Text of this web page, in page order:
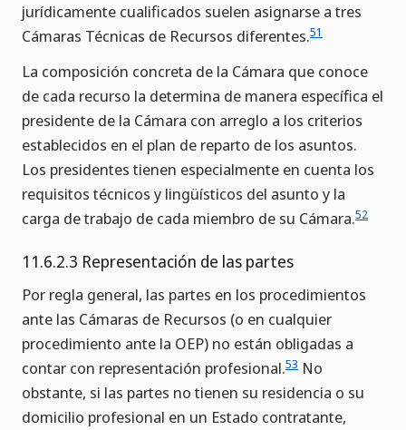
jurídicamente cualificados suelen asignarse a tres
Cámaras Técnicas de Recursos diferentes.51
La composición concreta de la Cámara que conoce
de cada recurso la determina de manera específica el
presidente de la Cámara con arreglo a los criterios
establecidos en el plan de reparto de los asuntos.
Los presidentes tienen especialmente en cuenta los
requisitos técnicos y lingüísticos del asunto y la
carga de trabajo de cada miembro de su Cámara.52
11.6.2.3 Representación de las partes
Por regla general, las partes en los procedimientos
ante las Cámaras de Recursos (o en cualquier
procedimiento ante la OEP) no están obligadas a
contar con representación profesional.53 No
obstante, si las partes no tienen su residencia o su
domicilio profesional en un Estado contratante,